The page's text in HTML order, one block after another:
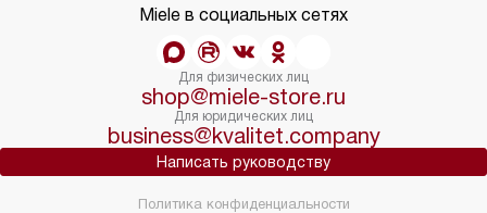
Miele в социальных сетях
Для физических лиц
shop@miele-store.ru
Для юридических лиц
business@kvalitet.company
Написать руководству
Политика конфиденциальности